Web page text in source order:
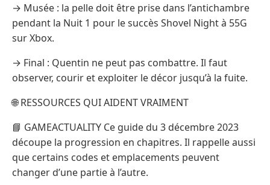
→ Musée : la pelle doit être prise dans l’antichambre
pendant la Nuit 1 pour le succès Shovel Night à 55G
sur Xbox.
→ Final : Quentin ne peut pas combattre. Il faut
observer, courir et exploiter le décor jusqu’à la fuite.
🌐 RESSOURCES QUI AIDENT VRAIMENT
📘 GAMEACTUALITY Ce guide du 3 décembre 2023
découpe la progression en chapitres. Il rappelle aussi
que certains codes et emplacements peuvent
changer d’une partie à l’autre.